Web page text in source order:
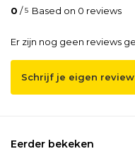
0 /5 Based on 0 reviews
Er zijn nog geen reviews
Schrijf je eigen review
Eerder bekeken